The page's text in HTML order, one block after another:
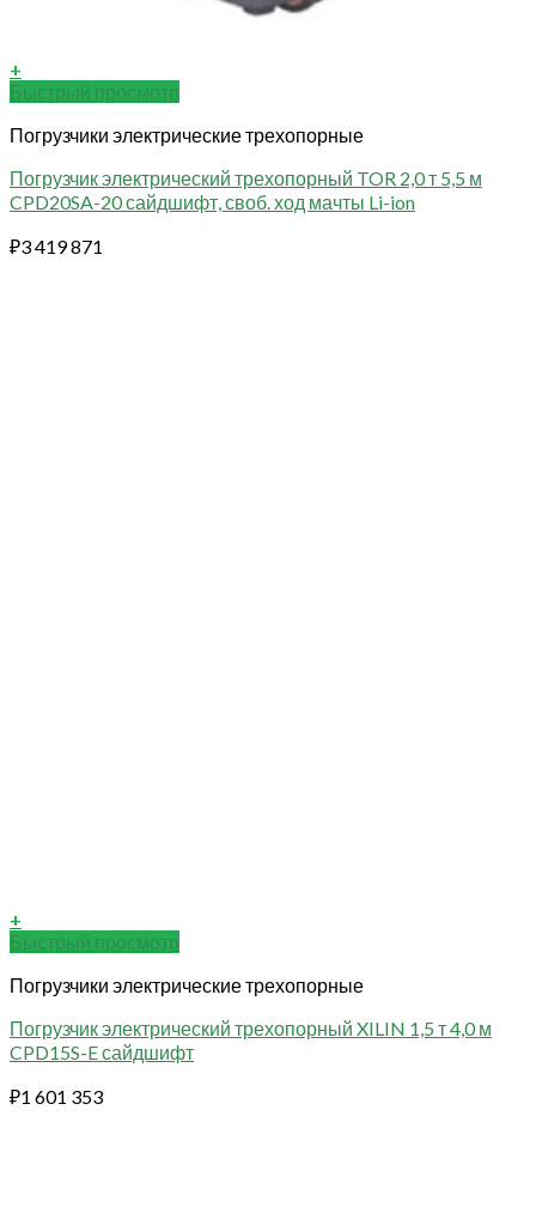
+
Быстрый просмотр
Погрузчики электрические трехопорные
Погрузчик электрический трехопорный TOR 2,0 т 5,5 м
CPD20SA-20 сайдшифт, своб. ход мачты Li-ion
₽3 419 871
+
Быстрый просмотр
Погрузчики электрические трехопорные
Погрузчик электрический трехопорный XILIN 1,5 т 4,0 м
CPD15S-E сайдшифт
₽1 601 353